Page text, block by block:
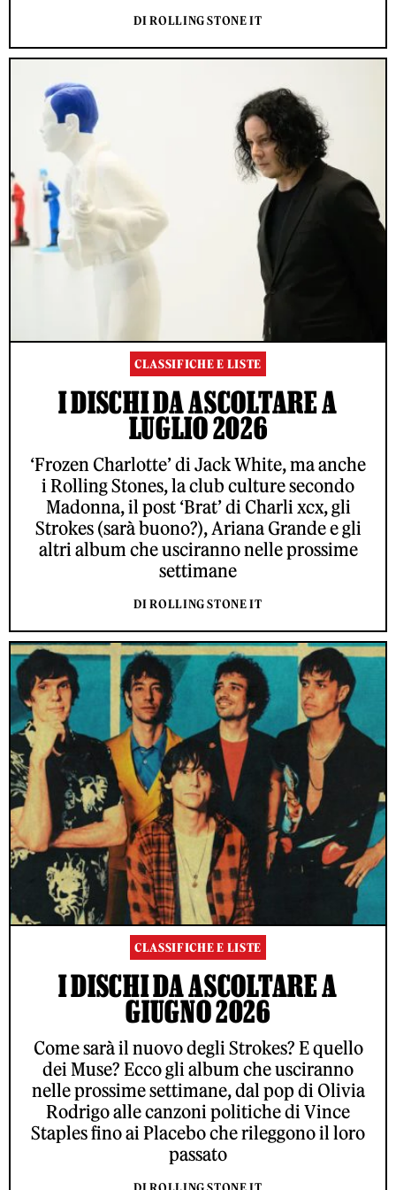
DI ROLLING STONE IT
CLASSIFICHE E LISTE
I DISCHI DA ASCOLTARE A
LUGLIO 2026
‘Frozen Charlotte’ di Jack White, ma anche
i Rolling Stones, la club culture secondo
Madonna, il post ‘Brat’ di Charli xcx, gli
Strokes (sarà buono?), Ariana Grande e gli
altri album che usciranno nelle prossime
settimane
DI ROLLING STONE IT
CLASSIFICHE E LISTE
I DISCHI DA ASCOLTARE A
GIUGNO 2026
Come sarà il nuovo degli Strokes? E quello
dei Muse? Ecco gli album che usciranno
nelle prossime settimane, dal pop di Olivia
Rodrigo alle canzoni politiche di Vince
Staples fino ai Placebo che rileggono il loro
passato